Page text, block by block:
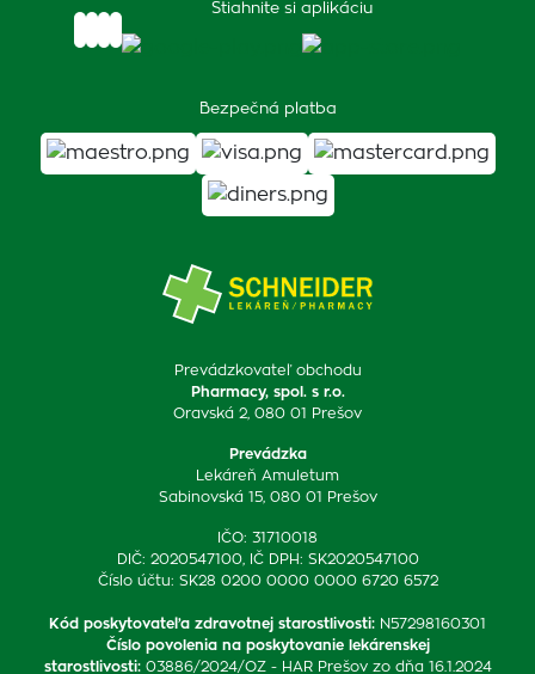
Prevádzkovateľ obchodu
Pharmacy, spol. s r.o.
Oravská 2, 080 01 Prešov
Prevádzka
Lekáreň Amuletum
Sabinovská 15, 080 01 Prešov
IČO: 31710018
DIČ: 2020547100, IČ DPH: SK2020547100
Číslo účtu: SK28 0200 0000 0000 6720 6572
Kód poskytovateľa zdravotnej starostlivosti: N57298160301
Číslo povolenia na poskytovanie lekárenskej
starostlivosti: 03886/2024/OZ - HAR Prešov zo dňa 16.1.2024
Stiahnite si aplikáciu
Bezpečná platba